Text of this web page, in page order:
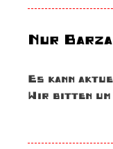
Nur
Es kann
Wir bitten